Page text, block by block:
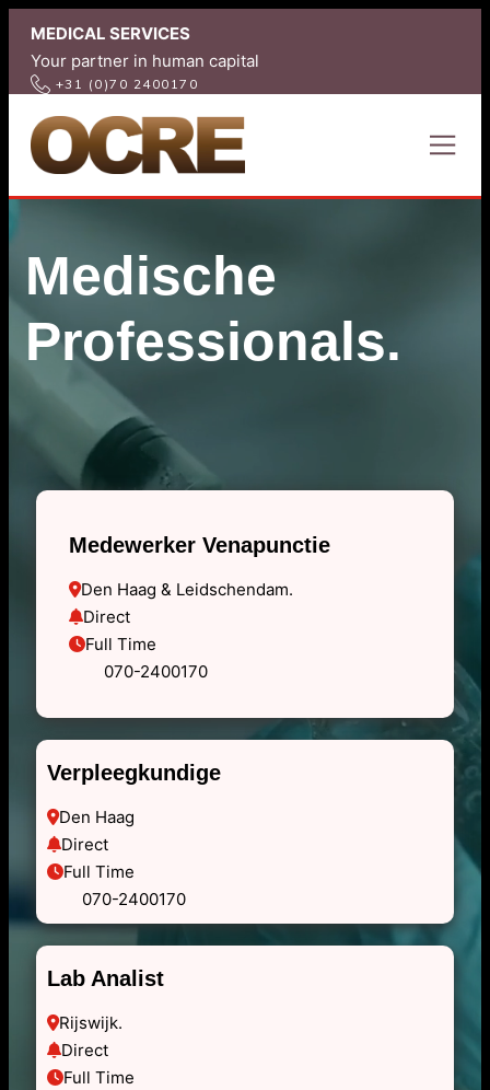
MEDICAL SERVICES
Your partner in human capital
+31 (0)70 2400170
Medische
Professionals.
Medewerker Venapunctie
Den Haag & Leidschendam.
Direct
Full Time
        070-2400170
Verpleegkundige
Den Haag
Direct
Full Time
        070-2400170
Lab Analist
Rijswijk.
Direct
Full Time